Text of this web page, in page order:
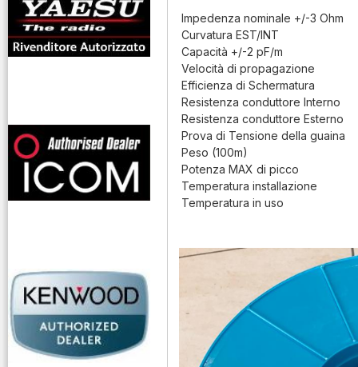
Impedenza nominale +/-3 Ohm
Curvatura EST/INT
Capacità +/-2 pF/m
Velocità di propagazione
Efficienza di Schermatura
Resistenza conduttore Interno
Resistenza conduttore Esterno
Prova di Tensione della guaina
Peso (100m)
Potenza MAX di picco
Temperatura installazione
Temperatura in uso